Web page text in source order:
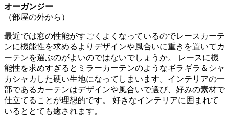
オーガンジー
（部屋の外から）
最近では窓の性能がすごくよくなっているのでレースカーテ
ンに機能性を求めるよりデザインや風合いに重きを置いてカ
ーテンを選ぶのがよいのではないでしょうか。 レースに機
能性を求めすぎるとミラーカーテンのようなギラギラ＆シャ
カシャカした硬い生地になってしまいます。インテリアの一
部であるカーテンはデザインや風合いで選び、好みの素材で
仕立てることが理想的です。 好きなインテリアに囲まれて
いるととても癒されます。